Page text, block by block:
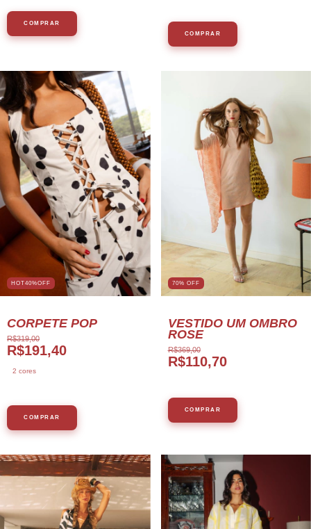
COMPRAR
COMPRAR
HOT40%OFF
CORPETE POP
R$319,00
R$191,40
2 cores
COMPRAR
70% OFF
VESTIDO UM OMBRO
ROSE
R$369,00
R$110,70
COMPRAR